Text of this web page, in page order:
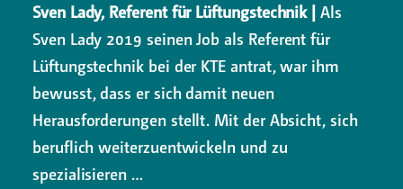
Sven Lady, Referent für Lüftungstechnik |Als
Sven Lady 2019 seinen Job als Referent für
Lüftungstechnik bei der KTE antrat, war ihm
bewusst, dass er sich damit neuen
Herausforderungen stellt. Mit der Absicht, sich
beruflich weiterzuentwickeln und zu
spezialisieren …